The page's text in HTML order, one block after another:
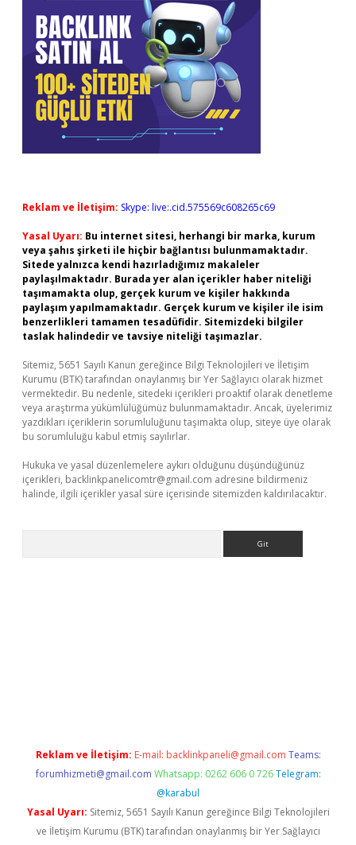
Reklam ve İletişim: Skype: live:.cid.575569c608265c69
Yasal Uyarı: Bu internet sitesi, herhangi bir marka, kurum
veya şahıs şirketi ile hiçbir bağlantısı bulunmamaktadır.
Sitede yalnızca kendi hazırladığımız makaleler
paylaşılmaktadır. Burada yer alan içerikler haber niteliği
taşımamakta olup, gerçek kurum ve kişiler hakkında
paylaşım yapılmamaktadır. Gerçek kurum ve kişiler ile isim
benzerlikleri tamamen tesadüfidir. Sitemizdeki bilgiler
taslak halindedir ve tavsiye niteliği taşımazlar.
Sitemiz, 5651 Sayılı Kanun gereğince Bilgi Teknolojileri ve İletişim
Kurumu (BTK) tarafından onaylanmış bir Yer Sağlayıcı olarak hizmet
vermektedir. Bu nedenle, sitedeki içerikleri proaktif olarak denetleme
veya araştırma yükümlülüğümüz bulunmamaktadır. Ancak, üyelerimiz
yazdıkları içeriklerin sorumluluğunu taşımakta olup, siteye üye olarak
bu sorumluluğu kabul etmiş sayılırlar.
Hukuka ve yasal düzenlemelere aykırı olduğunu düşündüğünüz
içerikleri, backlinkpanelicomtr@gmail.com adresine bildirmeniz
halinde, ilgili içerikler yasal süre içerisinde sitemizden kaldırılacaktır.
Reklam ve İletişim: E-mail: backlinkpaneli@gmail.com Teams:
forumhizmeti@gmail.com Whatsapp: 0262 606 0 726 Telegram:
@karabul
Yasal Uyarı: Sitemiz, 5651 Sayılı Kanun gereğince Bilgi Teknolojileri
ve İletişim Kurumu (BTK) tarafından onaylanmış bir Yer Sağlayıcı